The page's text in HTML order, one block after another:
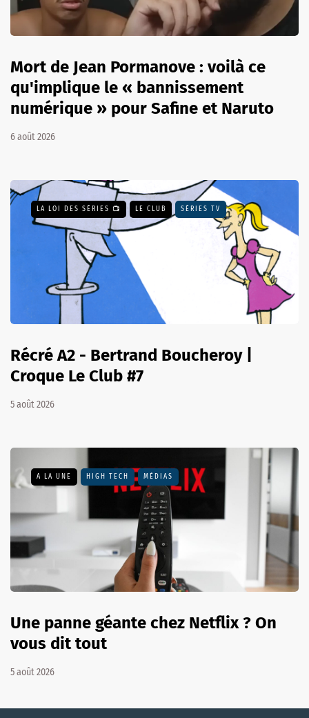
Mort de Jean Pormanove : voilà ce
qu'implique le « bannissement
numérique » pour Safine et Naruto
6 août 2026
LA LOI DES SÉRIES 📺 LE CLUB SÉRIES TV
Récré A2 - Bertrand Boucheroy |
Croque Le Club #7
5 août 2026
A LA UNE HIGH TECH MÉDIAS
Une panne géante chez Netflix ? On
vous dit tout
5 août 2026